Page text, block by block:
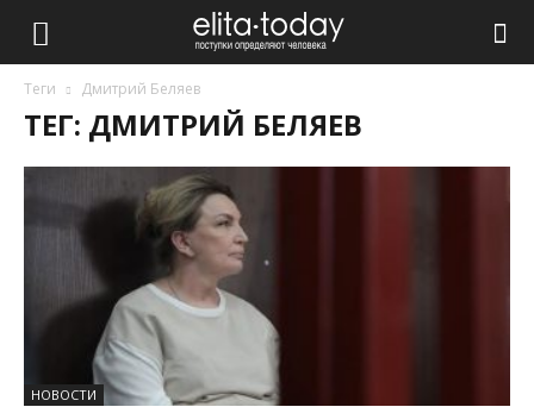
Теги Дмитрий Беляев
ТЕГ: ДМИТРИЙ БЕЛЯЕВ
НОВОСТИ